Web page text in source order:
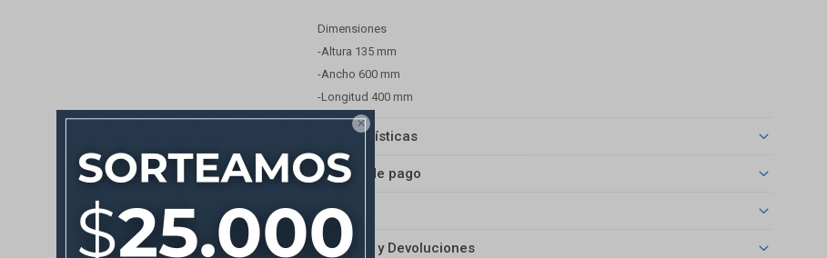

Dimensiones
-Altura 135 mm
-Ancho 600 mm
-Longitud 400 mm
Características
Medios de pago
Envíos
Cambios y Devoluciones